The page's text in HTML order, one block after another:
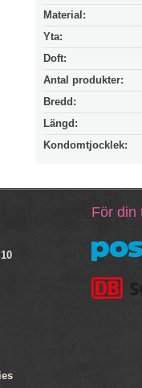
Material:
Yta:
Doft:
Antal produkter:
Bredd:
Längd:
Kondomtjocklek:
För din